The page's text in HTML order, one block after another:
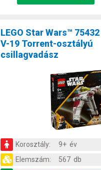
LEGO Star Wars™ 75432
V-19 Torrent-osztályú
csillagvadász
Korosztály:
9+ év
Elemszám:
567 db